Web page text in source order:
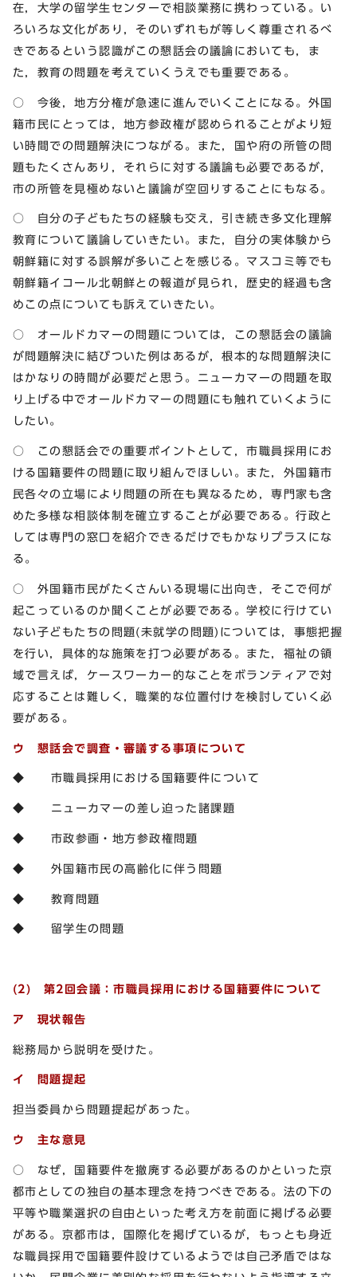
在，大学の留学生センターで相談業務に携わっている。い
ろいろな文化があり，そのいずれもが等しく尊重されるべ
きであるという認識がこの懇話会の議論においても，ま
た，教育の問題を考えていくうえでも重要である。
○ 今後，地方分権が急速に進んでいくことになる。外国
籍市民にとっては，地方参政権が認められることがより短
い時間での問題解決につながる。また，国や府の所管の問
題もたくさんあり，それらに対する議論も必要であるが，
市の所管を見極めないと議論が空回りすることにもなる。
○ 自分の子どもたちの経験も交え，引き続き多文化理解
教育について議論していきたい。また，自分の実体験から
朝鮮籍に対する誤解が多いことを感じる。マスコミ等でも
朝鮮籍イコール北朝鮮との報道が見られ，歴史的経過も含
めこの点についても訴えていきたい。
○ オールドカマーの問題については，この懇話会の議論
が問題解決に結びついた例はあるが，根本的な問題解決に
はかなりの時間が必要だと思う。ニューカマーの問題を取
り上げる中でオールドカマーの問題にも触れていくように
したい。
○ この懇話会での重要ポイントとして，市職員採用にお
ける国籍要件の問題に取り組んでほしい。また，外国籍市
民各々の立場により問題の所在も異なるため，専門家も含
めた多様な相談体制を確立することが必要である。行政と
しては専門の窓口を紹介できるだけでもかなりプラスにな
る。
○ 外国籍市民がたくさんいる現場に出向き，そこで何が
起こっているのか聞くことが必要である。学校に行けてい
ない子どもたちの問題(未就学の問題)については，事態把握
を行い，具体的な施策を打つ必要がある。また，福祉の領
域で言えば，ケースワーカー的なことをボランティアで対
応することは難しく，職業的な位置付けを検討していく必
要がある。
ウ 懇話会で調査・審議する事項について
◆ 市職員採用における国籍要件について
◆ ニューカマーの差し迫った諸課題
◆ 市政参画・地方参政権問題
◆ 外国籍市民の高齢化に伴う問題
◆ 教育問題
◆ 留学生の問題
(2) 第2回会議：市職員採用における国籍要件について
ア 現状報告
総務局から説明を受けた。
イ 問題提起
担当委員から問題提起があった。
ウ 主な意見
○ なぜ，国籍要件を撤廃する必要があるのかといった京
都市としての独自の基本理念を持つべきである。法の下の
平等や職業選択の自由といった考え方を前面に掲げる必要
がある。京都市は，国際化を掲げているが，もっとも身近
な職員採用で国籍要件設けているようでは自己矛盾ではな